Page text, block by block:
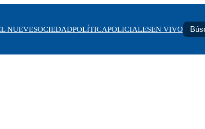
NUEVESOCIEDADPOLÍTICAPOLICIALESEN VIVO